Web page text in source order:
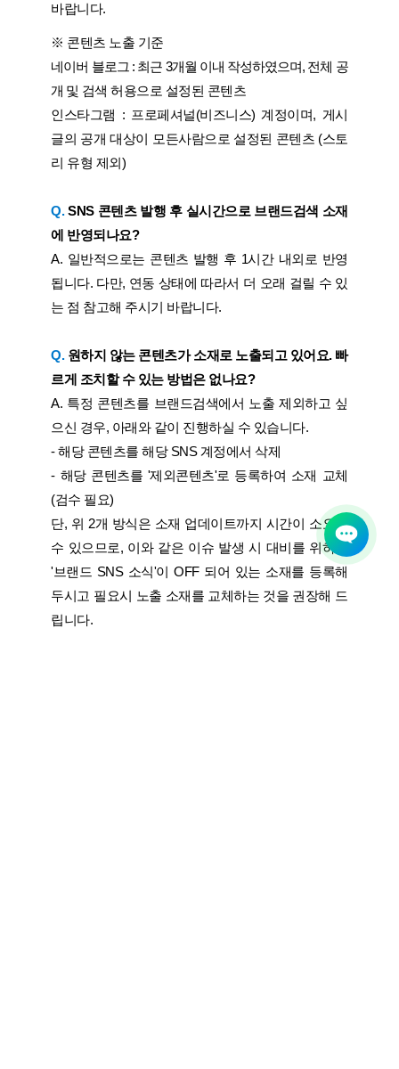
바랍니다.
※ 콘텐츠 노출 기준
네이버 블로그 : 최근 3개월 이내 작성하였으며, 전체 공
개 및 검색 허용으로 설정된 콘텐츠
인스타그램 : 프로페셔널(비즈니스) 계정이며, 게시
글의 공개 대상이 모든사람으로 설정된 콘텐츠 (스토
리 유형 제외)
Q.SNS 콘텐츠 발행 후 실시간으로 브랜드검색 소재
에 반영되나요?
A. 일반적으로는 콘텐츠 발행 후 1시간 내외로 반영
됩니다. 다만, 연동 상태에 따라서 더 오래 걸릴 수 있
는 점 참고해 주시기 바랍니다.
Q.원하지 않는 콘텐츠가 소재로 노출되고 있어요. 빠
르게 조치할 수 있는 방법은 없나요?
A. 특정 콘텐츠를 브랜드검색에서 노출 제외하고 싶
으신 경우, 아래와 같이 진행하실 수 있습니다.
- 해당 콘텐츠를 해당 SNS 계정에서 삭제
- 해당 콘텐츠를 '제외콘텐츠'로 등록하여 소재 교체
(검수 필요)
단, 위 2개 방식은 소재 업데이트까지 시간이 소요될
수 있으므로, 이와 같은 이슈 발생 시 대비를 위하여
'브랜드 SNS 소식'이 OFF 되어 있는 소재를 등록해
두시고 필요시 노출 소재를 교체하는 것을 권장해 드
립니다.